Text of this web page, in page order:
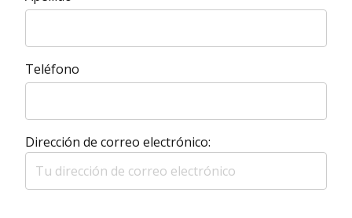
Teléfono
Dirección de correo electrónico: